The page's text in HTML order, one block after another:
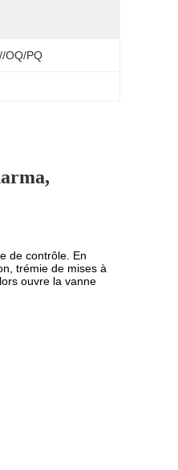
OQ/PQ
de contrôle. En
trémie de mises à
ouvre la vanne